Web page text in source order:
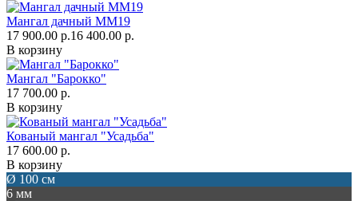
Мангал дачный ММ19
17 900.00 р.16 400.00 р.
В корзину
Мангал "Барокко"
17 700.00 р.
В корзину
Кованый мангал "Усадьба"
17 600.00 р.
В корзину
Ø 100 см
6 мм